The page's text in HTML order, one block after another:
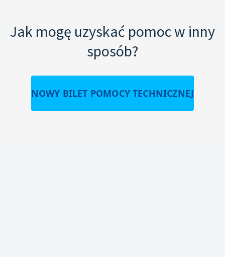
Jak mogę uzyskać pomoc w inny
sposób?
NOWY BILET POMOCY TECHNICZNEJ